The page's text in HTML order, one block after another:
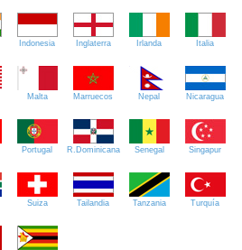
Indonesia Inglaterra Irlanda Italia
Malta Marruecos Nepal Nicaragua
Portugal R.Dominicana Senegal Singapur
Suiza Tailandia Tanzania Turquía